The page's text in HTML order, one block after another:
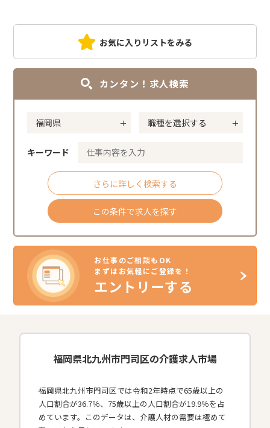
お気に入りリストをみる
カンタン！求人検索
キーワード
さらに詳しく検索する
この条件で求人を探す
お仕事のご相談もOK
まずはお気軽にご登録を！
エントリーする
福岡県北九州市門司区の介護求人市場
福岡県北九州市門司区では令和2年時点で65歳以上の
人口割合が36.7％、75歳以上の人口割合が19.9％を占
めています。このデータは、介護人材の需要は極めて